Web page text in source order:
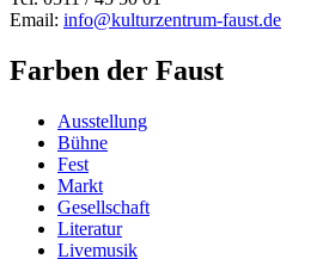
Email: info@kulturzentrum-faust.de
Farben der Faust
Ausstellung
Bühne
Fest
Markt
Gesellschaft
Literatur
Livemusik